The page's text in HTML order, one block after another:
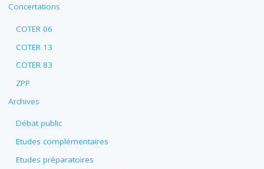
Concertations
COTER 06
COTER 13
COTER 83
ZPP
Archives
Débat public
Etudes complémentaires
Etudes préparatoires